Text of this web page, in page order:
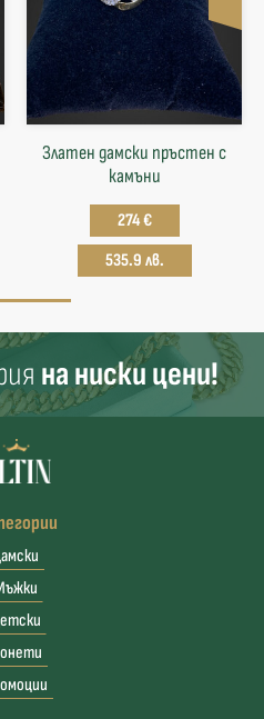
Златен дамски пръстен с
камъни
274 €
535.9 лв.
на ниски цени!